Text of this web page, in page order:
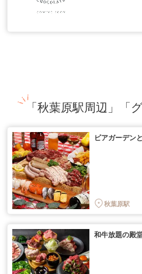
「秋葉原駅周辺」「
秋葉原駅
和牛放題の殿